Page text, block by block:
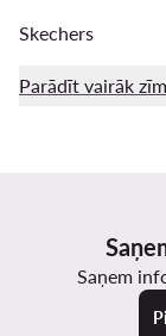
Skechers
Parādīt vairāk
Saņem